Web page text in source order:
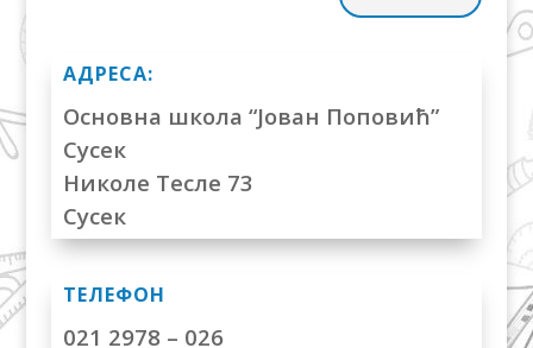
АДРЕСА:
Основна школа “Јован Поповић”
Сусек
Николе Тесле 73
Сусек
ТЕЛЕФОН
021 2978 – 026